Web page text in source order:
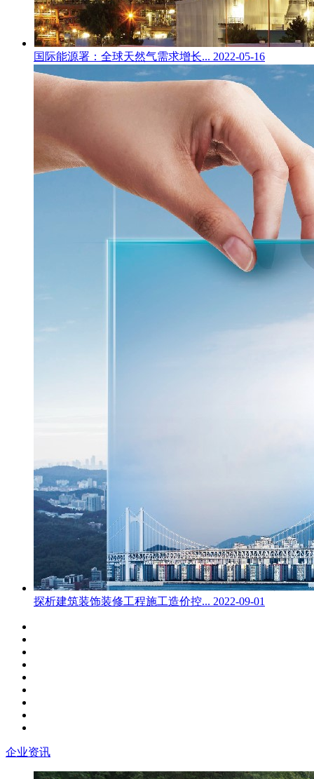
国际能源署：全球天然气需求增长... 2022-05-16
探析建筑装饰装修工程施工造价控... 2022-09-01
企业资讯